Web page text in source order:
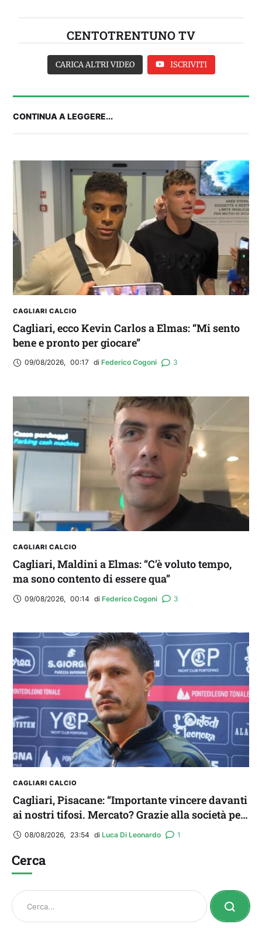
CENTOTRENTUNO TV
2° TROFEO RIVA | IL POST-PARTITA: commenta
con noi il match tra Cagliari e Nizza
CARICA ALTRI VIDEO ISCRIVITI
CONTINUA A LEGGERE...
CAGLIARI CALCIO
Cagliari, ecco Kevin Carlos a Elmas: “Mi sento
bene e pronto per giocare”
09/08/2026, 00:17 di Federico Cogoni 3
CAGLIARI CALCIO
Cagliari, Maldini a Elmas: “C’è voluto tempo,
ma sono contento di essere qua”
09/08/2026, 00:14 di Federico Cogoni 3
CAGLIARI CALCIO
Cagliari, Pisacane: “Importante vincere davanti
ai nostri tifosi. Mercato? Grazie alla società per
il triplo colpo”
08/08/2026, 23:54 di Luca Di Leonardo 1
Cerca